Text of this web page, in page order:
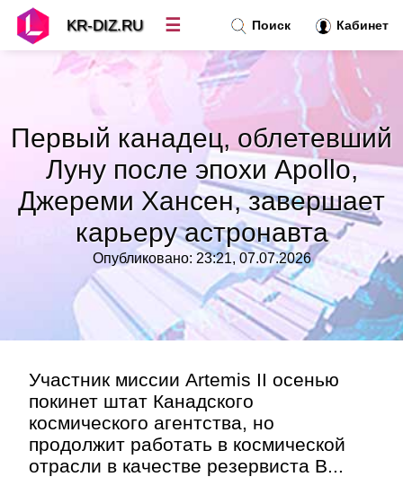
Первый канадец, облетевший
Луну после эпохи Apollo,
Джереми Хансен, завершает
карьеру астронавта
Опубликовано: 23:21, 07.07.2026
Участник миссии Artemis II осенью
покинет штат Канадского
космического агентства, но
продолжит работать в космической
отрасли в качестве резервиста В...
Поиск Кабинет
KR-DIZ.RU ☰
Топ новостей»
Рубрики»
»
Контакт